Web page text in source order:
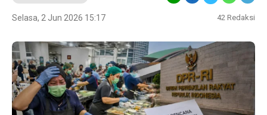
Selasa, 2 Jun 2026 15:17 42 Redaksi